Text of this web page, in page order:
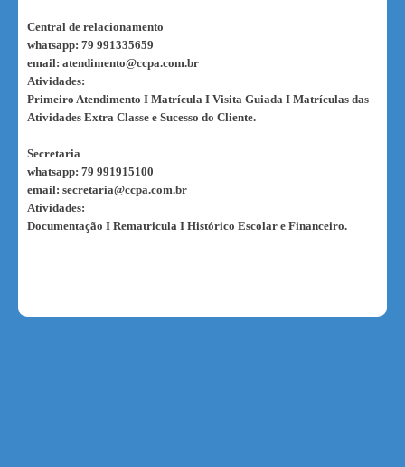
Central de relacionamento
whatsapp: 79 991335659
email: atendimento@ccpa.com.br
Atividades:
Primeiro Atendimento I Matrícula I Visita Guiada I Matrículas das
Atividades Extra Classe e Sucesso do Cliente.
Secretaria
whatsapp: 79 991915100
email: secretaria@ccpa.com.br
Atividades:
Documentação I Rematricula I Histórico Escolar e Financeiro.